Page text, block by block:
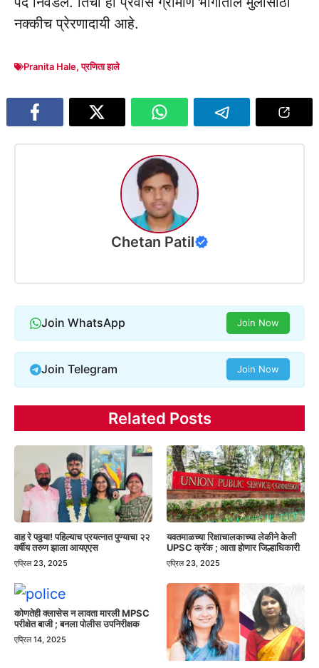
नक्कीच प्रेरणादायी आहे.
Pranita Hale,प्रणिता हाले
Chetan Patil
Join WhatsApp Join Now
Join Telegram Join Now
Related Posts
वाह रे पठ्ठया! पहिल्याच प्रयत्नात पुण्याचा २२
वर्षीय तरुण झाला आयएएस
एप्रिल 23, 2025
यवतमाळच्या रिक्षाचालकाच्या लेकीने केली
UPSC क्रॅक ; आता होणार जिल्हाधिकारी
एप्रिल 23, 2025
कोणतेही क्लासेस न लावता मारली MPSC
परीक्षेत बाजी ; बनला पोलीस उपनिरीक्षक
एप्रिल 14, 2025